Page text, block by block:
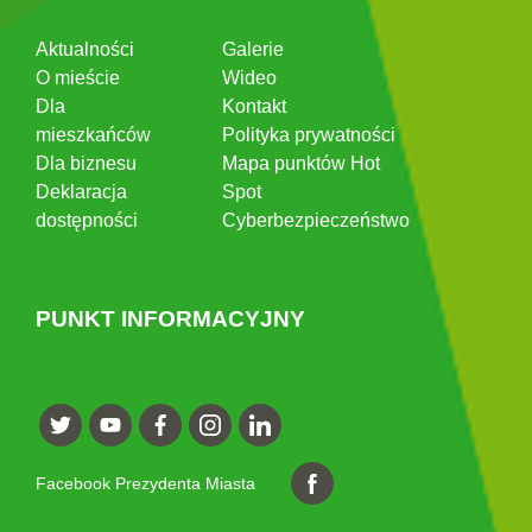
Aktualności
O mieście
Dla
mieszkańców
Dla biznesu
Deklaracja
dostępności
Galerie
Wideo
Kontakt
Polityka prywatności
Mapa punktów Hot
Spot
Cyberbezpieczeństwo
PUNKT INFORMACYJNY
Facebook Prezydenta Miasta